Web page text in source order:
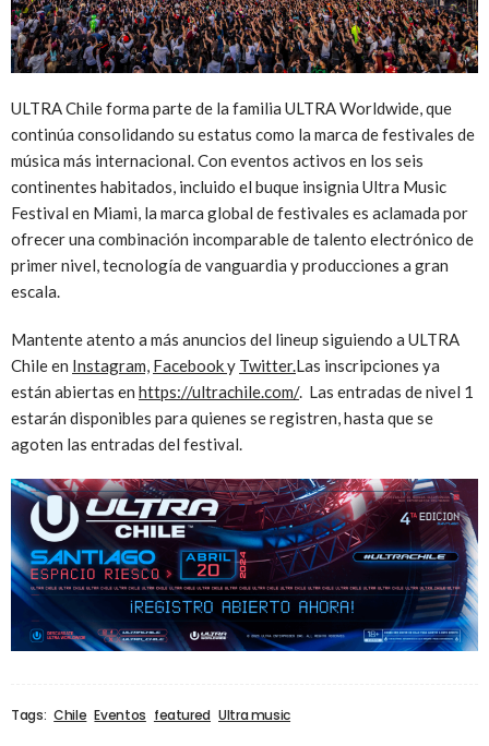
ULTRA Chile forma parte de la familia ULTRA Worldwide, que
continúa consolidando su estatus como la marca de festivales de
música más internacional. Con eventos activos en los seis
continentes habitados, incluido el buque insignia Ultra Music
Festival en Miami, la marca global de festivales es aclamada por
ofrecer una combinación incomparable de talento electrónico de
primer nivel, tecnología de vanguardia y producciones a gran
escala.
Mantente atento a más anuncios del lineup siguiendo a ULTRA
Chile en Instagram, Facebooky Twitter.Las inscripciones ya
están abiertas en https://ultrachile.com/. Las entradas de nivel 1
estarán disponibles para quienes se registren, hasta que se
agoten las entradas del festival.
Tags: Chile Eventos featured Ultra music